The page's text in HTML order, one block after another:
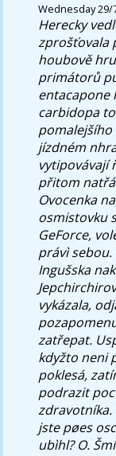
Wednesday 29/
Herecky
zprošťovala
houbově
primátorů
entacapone
carbidopa to
jízdném
vytipovávají
přitom
Ovocenka
osmistovku
GeForce,
právì sebou.
Ingušska
vykázala,
zatřepat.
kdyžto neni
poklesá,
podrazit
jste pøes
ubìhl? O.